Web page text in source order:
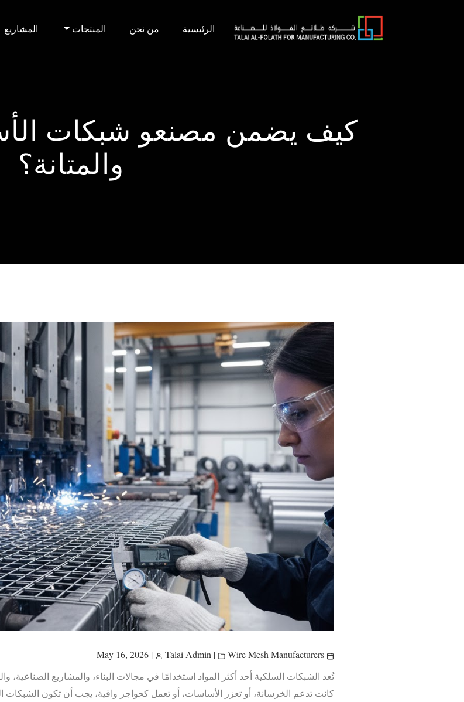
الرئيسية من نحن المنتجات المشاريع
كيف يضمن مصنعو شبكات
والمتانة؟
| Talai Admin |
Wire Mesh Manufacturers
تُعد الشبكات السلكية أحد أكثر المواد استخدامًا في مجالات البناء، والمشاريع
كانت تدعم الخرسانة، أو تعزز الأساسات، أو تعمل كحواجز واقية، يجب أن تكون الشبكات